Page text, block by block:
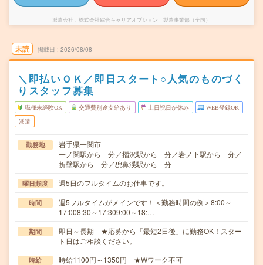
派遣会社 株式会社綜合キャリアオプション 製造事業部（全国）
未読 掲載日 2026/08/08
＼即払いＯＫ／即日スタート○人気のものづく
りスタッフ募集
職種未経験OK 交通費別途支給あり 土日祝日が休み WEB登録OK
派遣
勤務地
岩手県一関市
一ノ関駅から---分／摺沢駅から---分／岩ノ下駅から---分／
折壁駅から---分／猊鼻渓駅から---分
曜日頻度 週5日のフルタイムのお仕事です。
時間
週5フルタイムがメインです！＜勤務時間の例＞8:00～
17:008:30～17:309:00～18:…
期間
即日～長期 ★応募から「最短2日後」に勤務OK！スター
ト日はご相談ください。
時給 時給1100円～1350円 ★Wワーク不可